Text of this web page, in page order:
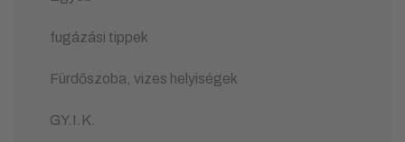
fugázási tippek
Fürdőszoba, vizes helyiségek
GY.I.K.